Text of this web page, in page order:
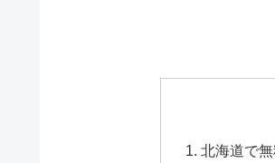
北海道で